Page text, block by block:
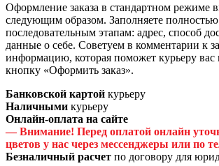
Оформление заказа в стандартном режиме
следующим образом. Заполняете
последовательным этапам: адрес, способ
данные о себе. Советуем в комментарии к
информацию, которая поможет курьеру
кнопку «Оформить заказ».
Банковской картой курьеру
Наличными курьеру
Онлайн-оплата на сайте
— Внимание! Перед оплатой онлайн
цветов у нас через мессенджеры или по
Безналичный расчет по договору для